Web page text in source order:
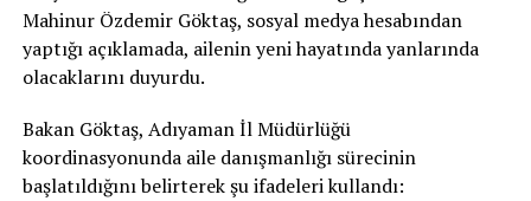
Mahinur Özdemir Göktaş, sosyal medya hesabından
yaptığı açıklamada, ailenin yeni hayatında yanlarında
olacaklarını duyurdu.
Bakan Göktaş, Adıyaman İl Müdürlüğü
koordinasyonunda aile danışmanlığı sürecinin
başlatıldığını belirterek şu ifadeleri kullandı: